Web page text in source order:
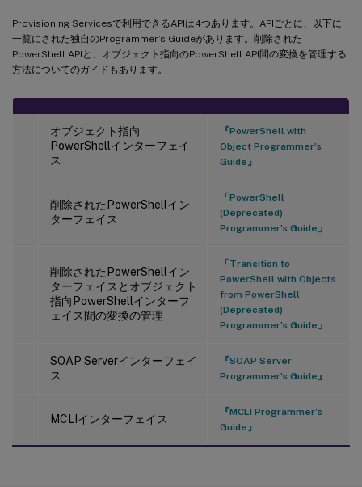
Provisioning Servicesで利用できるAPIは4つあります。APIごとに、以下に
一覧にされた独自のProgrammer’s Guideがあります。削除された
PowerShell APIと、オブジェクト指向のPowerShell API間の変換を管理する
方法についてのガイドもあります。
オブジェクト指向
PowerShellインターフェイ
ス
『PowerShell with
Object Programmer’s
Guide』
削除されたPowerShellイン
ターフェイス
「PowerShell
(Deprecated)
Programmer’s Guide」
削除されたPowerShellイン
ターフェイスとオブジェクト
指向PowerShellインターフ
ェイス間の変換の管理
「Transition to
PowerShell with Objects
from PowerShell
(Deprecated)
Programmer’s Guide」
SOAP Serverインターフェイ
ス
『SOAP Server
Programmer’s Guide』
MCLIインターフェイス
『MCLI Programmer’s
Guide』